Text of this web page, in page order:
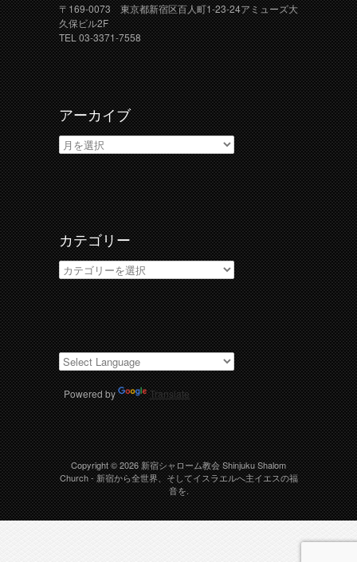
〒169-0073 東京都新宿区百人町1-23-24アミューズ大
久保ビル2F
TEL 03-3371-7558
アーカイブ
ア
ー
カ
イ
ブ
カテゴリー
カ
テ
ゴ
リ
ー
Powered by Translate
Copyright © 2026新宿シャローム教会 Shinjuku Shalom
Church- 新宿から全世界、そしてイスラエルへ主イエスの福
音を.